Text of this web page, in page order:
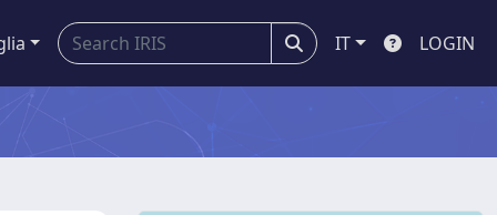
IT LOGIN